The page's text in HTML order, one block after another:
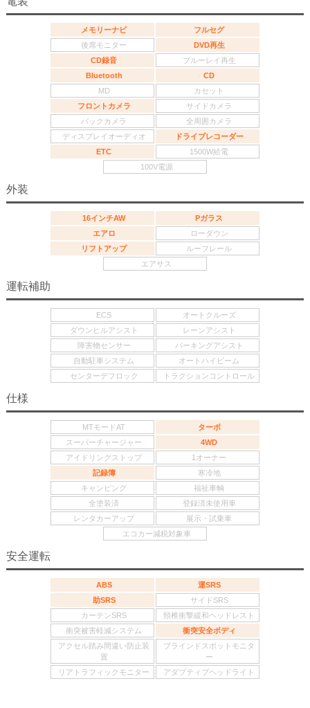
メモリーナビ
フルセグ
後席モニター
DVD再生
CD録音
ブルーレイ再生
Bluetooth
CD
MD
カセット
フロントカメラ
サイドカメラ
バックカメラ
全周囲カメラ
ディスプレイオーディオ
ドライブレコーダー
ETC
1500W給電
100V電源
外装
16インチAW
Pガラス
エアロ
ローダウン
リフトアップ
ルーフレール
エアサス
運転補助
ECS
オートクルーズ
ダウンヒルアシスト
レーンアシスト
障害物センサー
パーキングアシスト
自動駐車システム
オートハイビーム
センターデフロック
トラクションコントロール
仕様
MTモードAT
ターボ
スーパーチャージャー
4WD
アイドリングストップ
1オーナー
記録簿
寒冷地
キャンピング
福祉車輌
全塗装済
登録済未使用車
レンタカーアップ
展示・試乗車
エコカー減税対象車
安全運転
ABS
運SRS
助SRS
サイドSRS
カーテンSRS
頸椎衝撃緩和ヘッドレスト
衝突被害軽減システム
衝突安全ボディ
アクセル踏み間違い防止装
置
ブラインドスポットモニタ
ー
リアトラフィックモニター
アダプティブヘッドライト